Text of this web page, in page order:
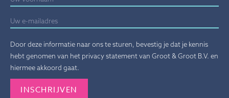
Door deze informatie naar ons te sturen, bevestig je dat je kennis
hebt genomen van het privacy statement van Groot & Groot B.V. en
hiermee akkoord gaat.